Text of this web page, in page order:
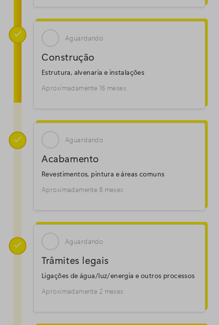



Aguardando
Construção
Estrutura, alvenaria e instalações
Aproximadamente 16 meses
Aguardando
Acabamento
Revestimentos, pintura e áreas comuns
Aproximadamente 8 meses
Aguardando
Trâmites legais
Ligações de água/luz/energia e outros processos
Aproximadamente 2 meses